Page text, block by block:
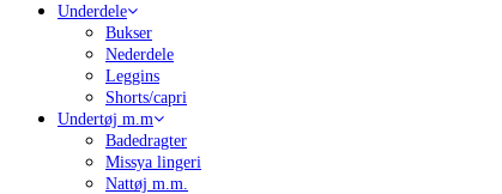
Underdele
Bukser
Nederdele
Leggins
Shorts/capri
Undertøj m.m
Badedragter
Missya lingeri
Nattøj m.m.